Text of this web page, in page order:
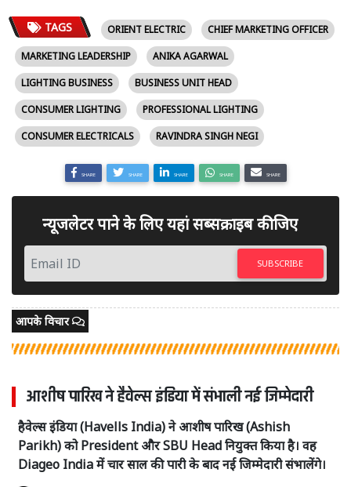
TAGS ORIENT ELECTRIC
CHIEF MARKETING OFFICER
MARKETING LEADERSHIP
ANIKA AGARWAL
LIGHTING BUSINESS
BUSINESS UNIT HEAD
CONSUMER LIGHTING
PROFESSIONAL LIGHTING
CONSUMER ELECTRICALS
RAVINDRA SINGH NEGI
SHARE SHARE SHARE SHARE SHARE
न्यूजलेटर पाने के लिए यहां सब्सक्राइब कीजिए
SUBSCRIBE
आपके विचार
आशीष पारिख ने हैवेल्स इंडिया में संभाली नई जिम्मेदारी
हैवेल्स इंडिया (Havells India) ने आशीष पारिख (Ashish
Parikh) को President और SBU Head नियुक्त किया है। वह
Diageo India में चार साल की पारी के बाद नई जिम्मेदारी संभालेंगे।